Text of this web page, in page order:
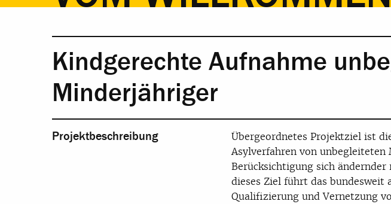
Kindgerechte Aufnahme
Minderjähriger
Projektbeschreibung
Übergeordnetes Projektziel ist
Asylverfahren von
Berücksichtigung sich
dieses Ziel führt das bundesweit
Qualifizierung und Vernetzung